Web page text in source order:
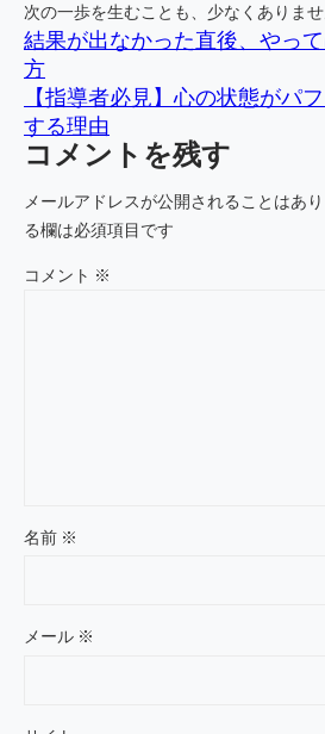
次の一歩を生むことも、少なくありませ
結果が出なかった直後、やっ
方
【指導者必見】心の状態がパ
する理由
コメントを残す
メールアドレスが公開されることはあり
る欄は必須項目です
コメント ※
名前 ※
メール ※